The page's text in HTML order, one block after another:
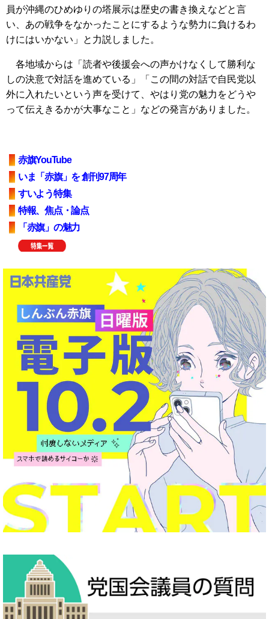
員が沖縄のひめゆりの塔展示は歴史の書き換えなどと言
い、あの戦争をなかったことにするような勢力に負けるわ
けにはいかない」と力説しました。
各地域からは「読者や後援会への声かけなくして勝利な
しの決意で対話を進めている」「この間の対話で自民党以
外に入れたいという声を受けて、やはり党の魅力をどうや
って伝えきるかが大事なこと」などの発言がありました。
赤旗YouTube
いま「赤旗」を 創刊97周年
すいよう特集
特報、焦点・論点
「赤旗」の魅力